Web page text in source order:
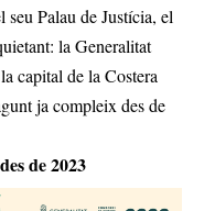
Palau de Justícia, el
la Generalitat
capital de la Costera
ja compleix des de
de 2023